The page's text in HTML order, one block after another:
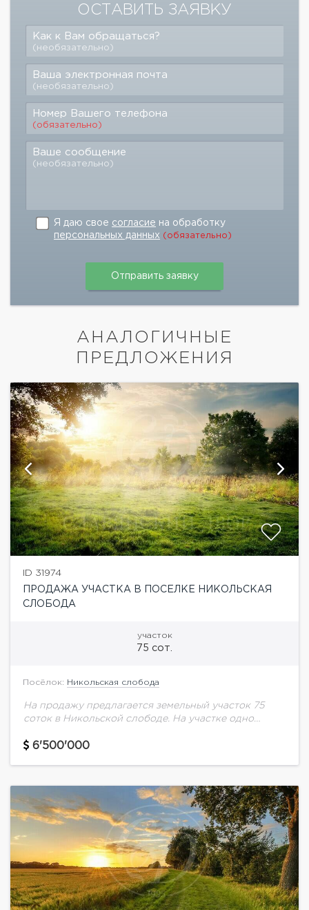
ОСТАВИТЬ ЗАЯВКУ
Как к Вам обращаться?
(необязательно)
Ваша электронная почта
(необязательно)
Номер Вашего телефона
(обязательно)
Ваше сообщение
(необязательно)
Я даю свое согласие на обработку
персональных данных (обязательно)
АНАЛОГИЧНЫЕ
ПРЕДЛОЖЕНИЯ
ID 31974
ПРОДАЖА УЧАСТКА В ПОСЕЛКЕ НИКОЛЬСКАЯ
СЛОБОДА
участок
75 сот.
Посёлок: Никольская слобода
На продажу предлагается земельный участок 75
соток в Никольской слободе. На участке одно
6'500'000